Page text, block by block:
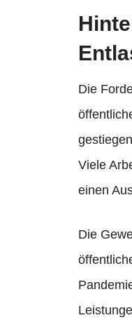
Die
Viele
einen
Die